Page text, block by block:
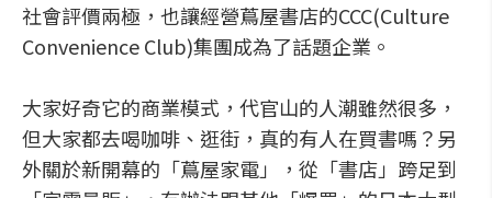
社會評價兩極，也讓經營蔦屋書店的CCC(Culture
Convenience Club)集團成為了話題企業。
大家好奇它的商業模式，代官山的人潮雖然很多，
但大家都去喝咖啡、逛街，真的有人在買書嗎？另
外關於新開幕的「蔦屋家電」，從「書店」跨足到